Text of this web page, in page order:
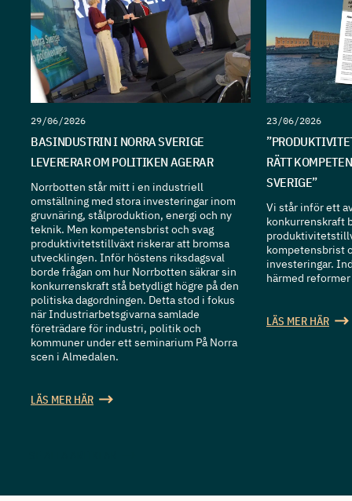
29/06/2026
BASINDUSTRIN I NORRA SVERIGE
LEVERERAR OM POLITIKEN AGERAR
Norrbotten står mitt i en industriell
omställning med stora investeringar inom
gruvnäring, stålproduktion, energi och ny
teknik. Men kompetensbrist och svag
produktivitetstillväxt riskerar att bromsa
utvecklingen. Inför höstens riksdagsval
borde frågan om hur Norrbotten säkrar sin
konkurrenskraft stå betydligt högre på den
politiska dagordningen. Detta stod i fokus
när Industriarbetsgivarna samlade
företrädare för industri, politik och
kommuner under ett seminarium På Norra
scen i Almedalen.
LÄS MER HÄR
23/06/2026
RÄTT
SVERIGE”
Vi står inför ett
konkurrenskraft
kompetensbrist
investeringar.
härmed
LÄS MER HÄR